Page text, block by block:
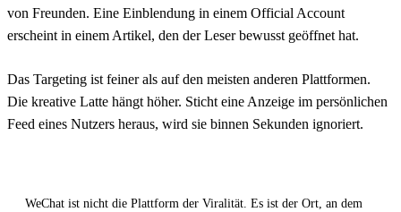
von Freunden. Eine Einblendung in einem Official Account
erscheint in einem Artikel, den der Leser bewusst geöffnet hat.
Das Targeting ist feiner als auf den meisten anderen Plattformen.
Die kreative Latte hängt höher. Sticht eine Anzeige im persönlichen
Feed eines Nutzers heraus, wird sie binnen Sekunden ignoriert.
WeChat ist nicht die Plattform der Viralität. Es ist der Ort, an dem